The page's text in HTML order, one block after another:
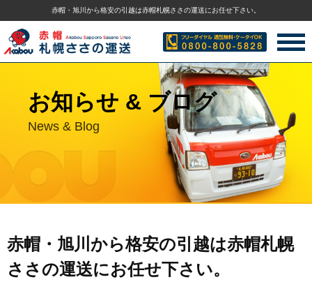
赤帽・旭川から格安の引越は赤帽札幌ささの運送にお任せ下さい。
お知らせ & ブログ
News & Blog
赤帽・旭川から格安の引越は赤帽札幌
ささの運送にお任せ下さい。